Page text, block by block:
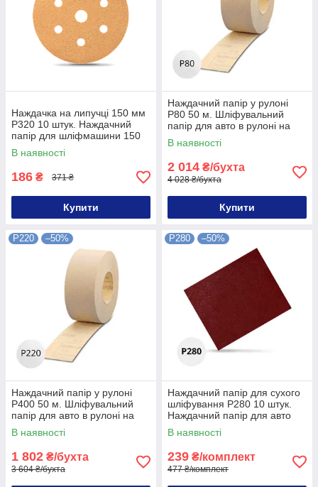
Наждачка на липучці 150 мм
P320 10 штук. Наждачний
папір для шліфмашини 150
мм P320 10 шт
В наявності
186 ₴ 371 ₴
Купити
Наждачний папір у рулоні
P80 50 м. Шліфувальний
папір для авто в рулоні на
P80 50 метрів
В наявності
2 014 ₴/бухта
4 028 ₴/бухта
Купити
P220 –50%
Наждачний папір у рулоні
P400 50 м. Шліфувальний
папір для авто в рулоні на
P400 50 метрів
В наявності
1 802 ₴/бухта
3 604 ₴/бухта
P280 –50%
Наждачний папір для сухого
шліфування P280 10 штук.
Наждачний папір для авто
280P 10 штук
В наявності
239 ₴/комплект
477 ₴/комплект